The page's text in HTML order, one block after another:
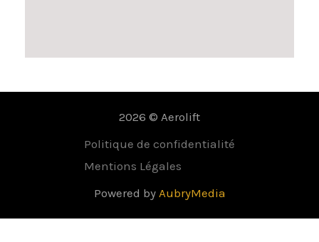
2026 © Aerolift
Politique de confidentialité
Mentions Légales
Powered by AubryMedia